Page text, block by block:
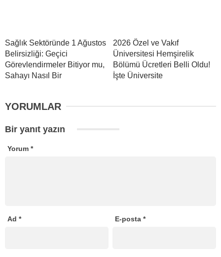
Sağlık Sektöründe 1 Ağustos
Belirsizliği: Geçici
Görevlendirmeler Bitiyor mu,
Sahayı Nasıl Bir
2026 Özel ve Vakıf
Üniversitesi Hemşirelik
Bölümü Ücretleri Belli Oldu!
İşte Üniversite
YORUMLAR
Bir yanıt yazın
Yorum *
Ad * E-posta*